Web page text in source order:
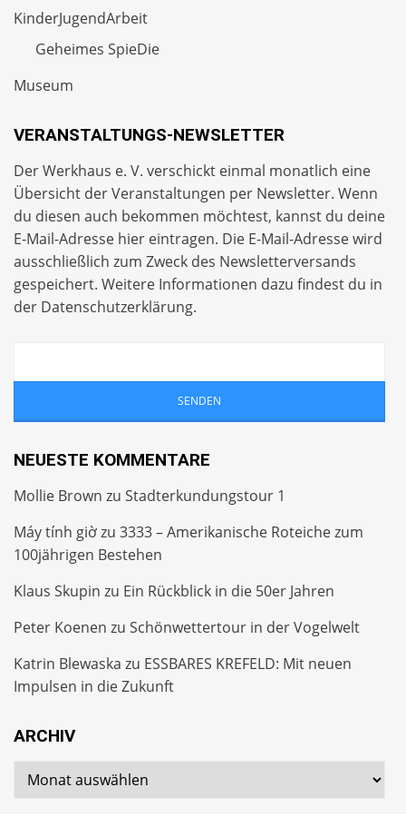
KinderJugendArbeit
Geheimes SpieDie
Museum
VERANSTALTUNGS-NEWSLETTER
Der Werkhaus e. V. verschickt einmal monatlich eine
Übersicht der Veranstaltungen per Newsletter. Wenn
du diesen auch bekommen möchtest, kannst du deine
E-Mail-Adresse hier eintragen. Die E-Mail-Adresse wird
ausschließlich zum Zweck des Newsletterversands
gespeichert. Weitere Informationen dazu findest du in
der Datenschutzerklärung.
NEUESTE KOMMENTARE
Mollie Brown zu Stadterkundungstour 1
Máy tính giờzu 3333 – Amerikanische Roteiche zum
100jährigen Bestehen
Klaus Skupin zu Ein Rückblick in die 50er Jahren
Peter Koenen zu Schönwettertour in der Vogelwelt
Katrin Blewaska zu ESSBARES KREFELD: Mit neuen
Impulsen in die Zukunft
ARCHIV
Archiv